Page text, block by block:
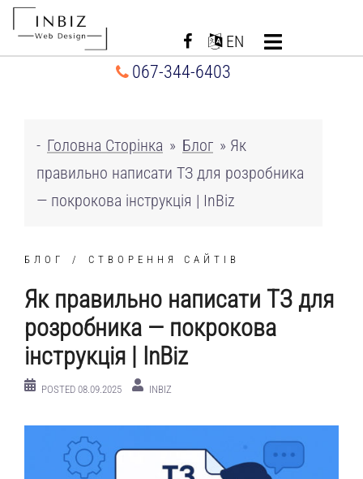
Перейти
EN
067-344-6403
- Головна Сторінка » Блог » Як
правильно написати ТЗ для розробника
— покрокова інструкція | InBiz
БЛОГ СТВОРЕННЯ САЙТІВ
Як правильно написати ТЗ для
розробника — покрокова
інструкція | InBiz
POSTED 08.09.2025 INBIZ